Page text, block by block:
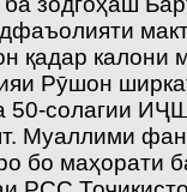
қадар
Рӯшон
солагии
Муаллими
бо маҳорати